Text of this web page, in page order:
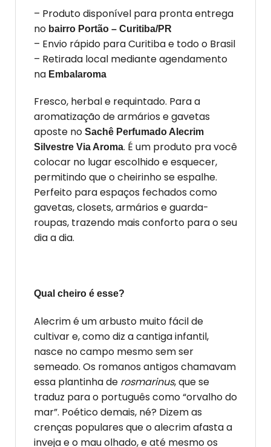
– Produto disponível para pronta entrega
no bairro Portão – Curitiba/PR
– Envio rápido para Curitiba e todo o Brasil
– Retirada local mediante agendamento
na Embalaroma
Fresco, herbal e requintado. Para a
aromatização de armários e gavetas
aposte no Sachê Perfumado Alecrim
Silvestre Via Aroma. É um produto pra você
colocar no lugar escolhido e esquecer,
permitindo que o cheirinho se espalhe.
Perfeito para espaços fechados como
gavetas, closets, armários e guarda-
roupas, trazendo mais conforto para o seu
dia a dia.
Qual cheiro é esse?
Alecrim é um arbusto muito fácil de
cultivar e, como diz a cantiga infantil,
nasce no campo mesmo sem ser
semeado. Os romanos antigos chamavam
essa plantinha de rosmarinus, que se
traduz para o português como “orvalho do
mar”. Poético demais, né? Dizem as
crenças populares que o alecrim afasta a
inveja e o mau olhado, e até mesmo os